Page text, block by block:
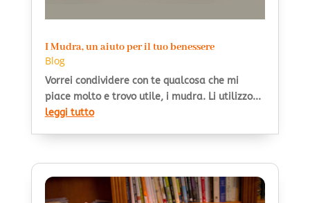
I Mudra, un aiuto per il tuo benessere
Blog
Vorrei condividere con te qualcosa che mi
piace molto e trovo utile, i mudra. Li utilizzo...
leggi tutto